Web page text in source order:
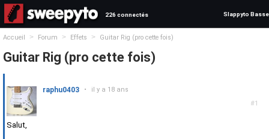
226 connectés Slappyto Basse
Accueil > Forum > Effets > Guitar Rig (pro cette fois)
Guitar Rig (pro cette fois)
#1
raphu0403 • il y a 18 ans
Salut,